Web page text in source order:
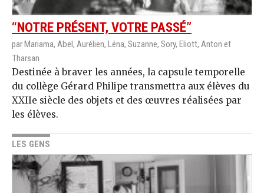
“NOTRE PRÉSENT, VOTRE PASSÉ”
par Mariama, Abel, Aurélien, Léna, Suzanne, Sory, Eliott, Anton et
Tharsan
Destinée à braver les années, la capsule temporelle
du collège Gérard Philipe transmettra aux élèves du
XXIIe siècle des objets et des œuvres réalisées par
les élèves.
LES GENS